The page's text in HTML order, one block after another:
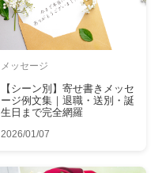
メッセージ
【シーン別】寄せ書きメッセ
ージ例文集｜退職・送別・誕
生日まで完全網羅
2026/01/07